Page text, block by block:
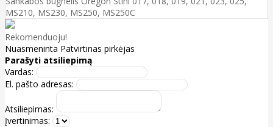
MS210, MS230, MS250, MS250C
Rekomenduoju!
Nuasmeninta Patvirtinas pirkėjas
Parašyti atsiliepimą
Vardas:
El. pašto adresas:
Atsiliepimas:
Įvertinimas: